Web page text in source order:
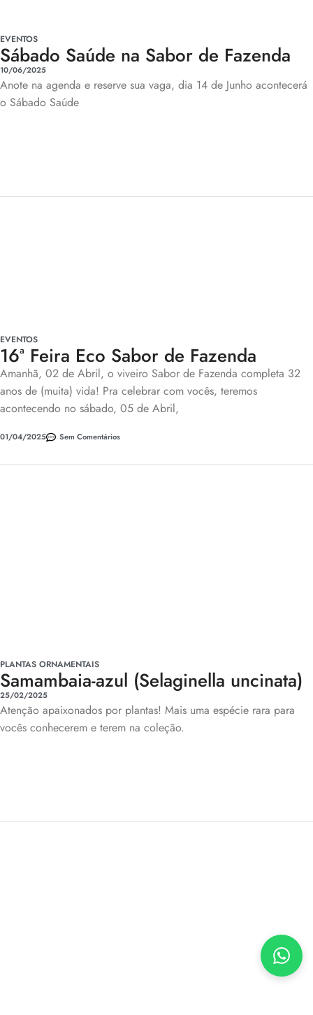
EVENTOS
Sábado Saúde na Sabor de Fazenda
10/06/2025
Anote na agenda e reserve sua vaga, dia 14 de Junho acontecerá
o Sábado Saúde
EVENTOS
16ª Feira Eco Sabor de Fazenda
Amanhã, 02 de Abril, o viveiro Sabor de Fazenda completa 32
anos de (muita) vida! Pra celebrar com vocês, teremos
acontecendo no sábado, 05 de Abril,
01/04/2025 Sem Comentários
PLANTAS ORNAMENTAIS
Samambaia-azul (Selaginella uncinata)
25/02/2025
Atenção apaixonados por plantas! Mais uma espécie rara para
vocês conhecerem e terem na coleção.